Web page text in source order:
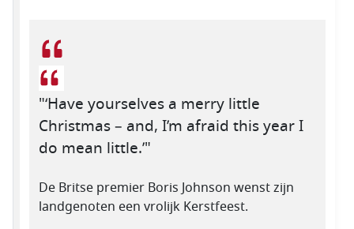
"‘Have yourselves a merry little
Christmas – and, I’m afraid this year I
do mean little.’"
De Britse premier Boris Johnson wenst zijn
landgenoten een vrolijk Kerstfeest.